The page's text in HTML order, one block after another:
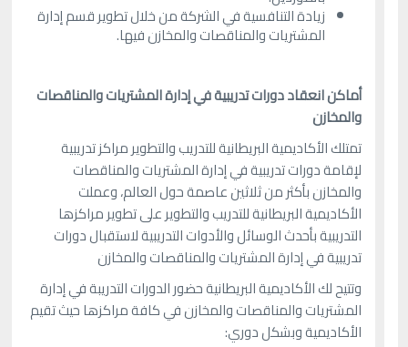
زيادة التنافسية في الشركة من خلال تطوير قسم إدارة
المشتريات والمناقصات والمخازن فيها.
أماكن انعقاد دورات تدريبية في إدارة المشتريات والمناقصات
والمخازن
تمتلك الأكاديمية البريطانية للتدريب والتطوير مراكز تدريبية
لإقامة دورات تدريبية في إدارة المشتريات والمناقصات
والمخازن بأكثر من ثلاثين عاصمة حول العالم، وعملت
الأكاديمية البريطانية للتدريب والتطوير على تطوير مراكزها
التدريبية بأحدث الوسائل والأدوات التدريبية لاستقبال دورات
تدريبية في إدارة المشتريات والمناقصات والمخازن
وتتيح لك الأكاديمية البريطانية حضور الدورات التدريبة في إدارة
المشتريات والمناقصات والمخازن في كافة مراكزها حيث تقيم
الأكاديمية وبشكل دوري: